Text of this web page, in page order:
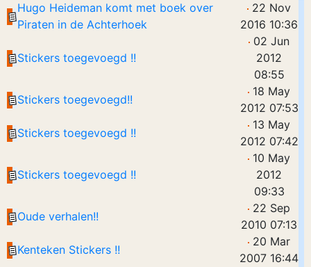
Hugo Heideman komt met boek over
Piraten in de Achterhoek
22 Nov
2016 10:36
Stickers toegevoegd !!
02 Jun
2012
08:55
Stickers toegevoegd!!
18 May
2012 07:53
Stickers toegevoegd !!
13 May
2012 07:42
Stickers toegevoegd !!
10 May
2012
09:33
Oude verhalen!!
22 Sep
2010 07:13
Kenteken Stickers !!
20 Mar
2007 16:44